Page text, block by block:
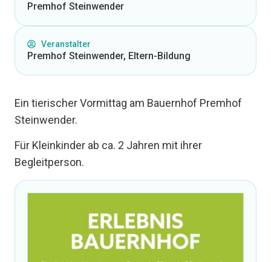
Premhof Steinwender
Veranstalter
Premhof Steinwender, Eltern-Bildung
Ein tierischer Vormittag am Bauernhof Premhof
Steinwender.
Für Kleinkinder ab ca. 2 Jahren mit ihrer
Begleitperson.